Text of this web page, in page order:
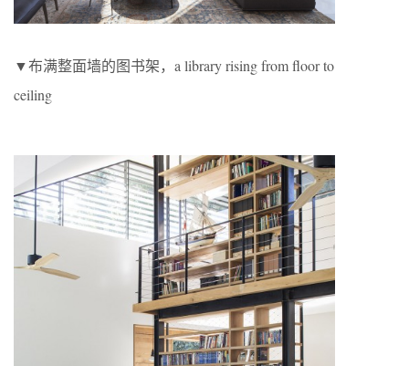
▼布满整面墙的图书架，a library rising from floor to
ceiling